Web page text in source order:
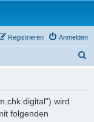
Anmelden
Registrieren
wird
folgenden